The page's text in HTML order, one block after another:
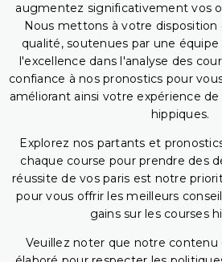
augmentez significativement vos
Nous mettons à votre
qualité, soutenues par une
l'excellence dans l'analyse des
confiance à nos pronostics pour
améliorant ainsi votre expérience
hippiques.
Explorez nos partants et
chaque course pour prendre des
réussite de vos paris est notre
pour vous offrir les meilleurs
gains sur les courses
Veuillez noter que notre